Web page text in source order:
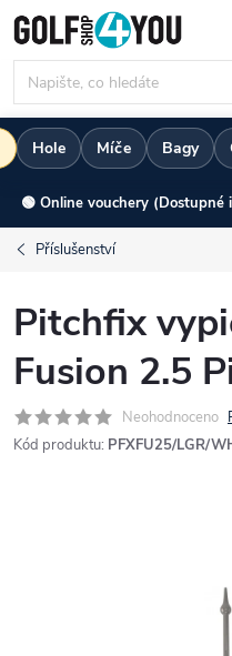
Přejít
na
obsah
Hole Míče Bagy
🟢 Online vouchery (Dostupné
Příslušenství
Pitchfix
Fusion 2.5
Neohodnoceno
Kód produktu: PFXFU25/LGR/